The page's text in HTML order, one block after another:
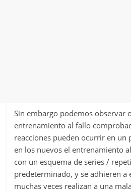
Sin embargo podemos observar
entrenamiento al fallo
reacciones pueden ocurrir en
en los nuevos el entrenamiento
con un esquema de series /
predeterminado, y se adhieren a
muchas veces realizan a una